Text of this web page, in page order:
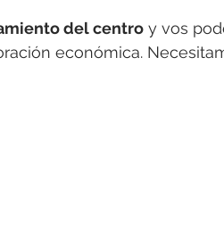
del centro y vos
económica.